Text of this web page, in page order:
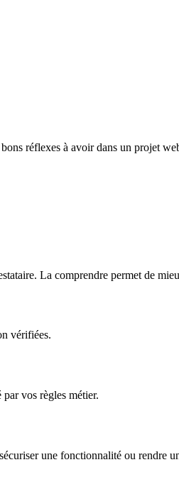
réflexes à avoir dans un projet
La comprendre permet de
vérifiées.
vos règles métier.
une fonctionnalité ou rendre